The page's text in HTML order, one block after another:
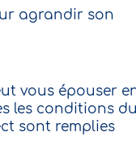
agrandir son
vous épouser
les conditions du
sont remplies